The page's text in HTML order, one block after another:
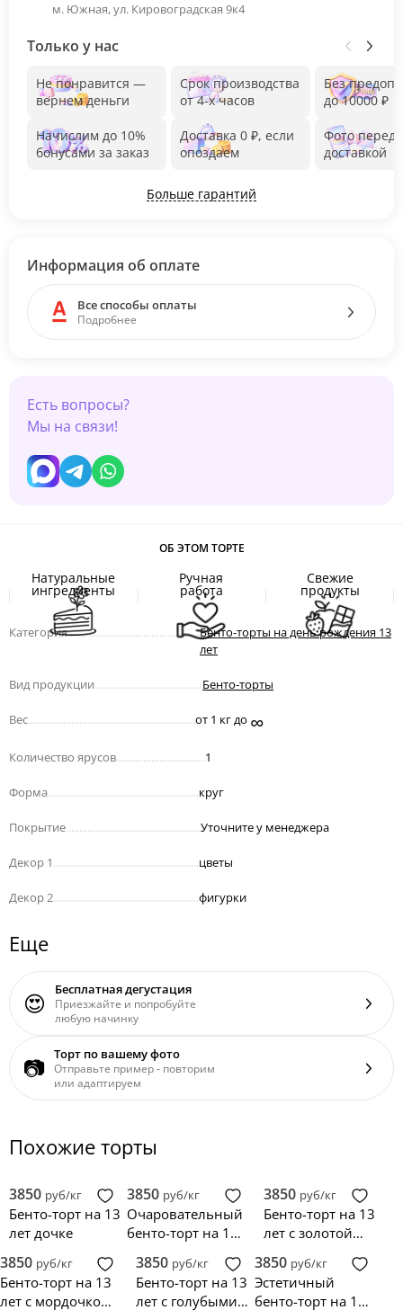
м. Южная, ул. Кировоградская 9к4
Только у нас
Не понравится —
вернем деньги
Начислим до 10%
бонусами за заказ
Срок производства
от 4-х часов
Доставка 0 ₽, если
опоздаем
Без
до 10000 ₽
Фото перед
доставкой
Больше гарантий
Информация об оплате
Все способы оплаты
Подробнее
Есть вопросы?
Мы на связи!
ОБ ЭТОМ ТОРТЕ
Натуральные
ингредиенты
Ручная
работа
Свежие
продукты
Категория.................................................Бенто-торты на день рождения 13
лет
Вид продукции Бенто-торты
Вес от 1 кг до ∞
Количество ярусов 1
Форма круг
Покрытие Уточните у менеджера
Декор 1 цветы
Декор 2 фигурки
Еще
😍 Бесплатная дегустация
Приезжайте и попробуйте
любую начинку
📷 Торт по вашему фото
Отправьте пример - повторим
или адаптируем
Похожие торты
3850 руб/кг
Бенто-торт на 13
лет дочке
3850 руб/кг
Очаровательный
бенто-торт на 13
3850 руб/кг
Бенто-торт на 13
лет с золотой
3850 руб/кг
Бенто-торт на 13
лет с мордочкой
3850 руб/кг
Бенто-торт на 13
лет с голубыми
3850 руб/кг
Эстетичный
бенто-торт на 13